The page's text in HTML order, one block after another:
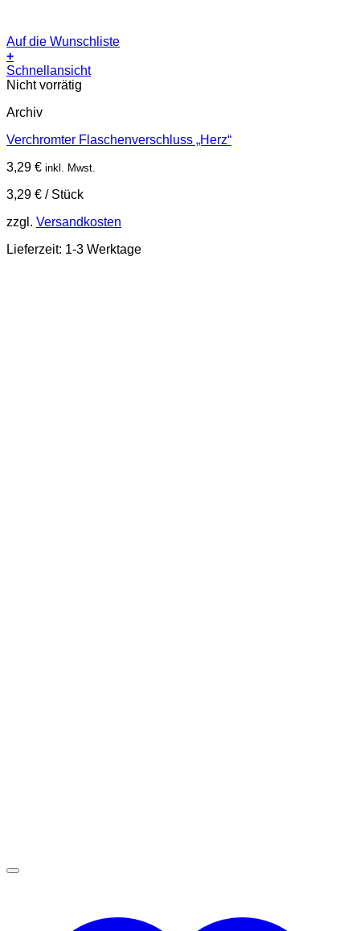
Auf die Wunschliste
+
Schnellansicht
Nicht vorrätig
Archiv
Verchromter Flaschenverschluss „Herz“
3,29 € inkl. Mwst.
3,29 € / Stück
zzgl. Versandkosten
Lieferzeit: 1-3 Werktage